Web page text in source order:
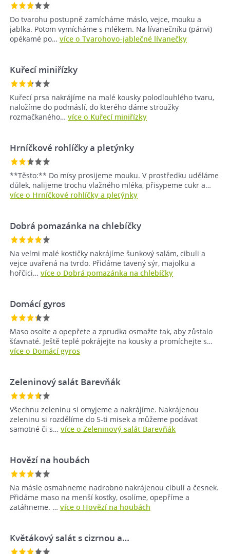
Do tvarohu postupně zamícháme máslo, vejce, mouku a
jablka. Potom vymícháme s mlékem. Na lívanečníku (pánvi)
opékamé po… více o Tvarohovo-jablečné lívanečky
Kuřecí miniřízky
Kuřecí prsa nakrájíme na malé kousky polodlouhlého tvaru,
naložíme do podmáslí, do kterého dáme stroužky
rozmačkaného… více o Kuřecí miniřízky
Hrníčkové rohlíčky a pletýnky
**Těsto:** Do mísy prosijeme mouku. V prostředku uděláme
důlek, nalijeme trochu vlažného mléka, přisypeme cukr a…
více o Hrníčkové rohlíčky a pletýnky
Dobrá pomazánka na chlebíčky
Na velmi malé kostičky nakrájíme šunkový salám, cibuli a
vejce uvařená na tvrdo. Přidáme tavený sýr, majolku a
hořčici… více o Dobrá pomazánka na chlebíčky
Domácí gyros
Maso osolte a opepřete a zprudka osmažte tak, aby zůstalo
šťavnaté. Ještě teplé pokrájejte na kousky a promíchejte s…
více o Domácí gyros
Zeleninový salát Barevňák
Všechnu zeleninu si omyjeme a nakrájíme. Nakrájenou
zeleninu si rozdělíme do 5-ti misek a můžeme podávat
samotné či s… více o Zeleninový salát Barevňák
Hovězí na houbách
Na másle osmahneme nadrobno nakrájenou cibuli a česnek.
Přidáme maso na menší kostky, osolíme, opepříme a
zatáhneme. … více o Hovězí na houbách
Květákový salát s cizrnou a…